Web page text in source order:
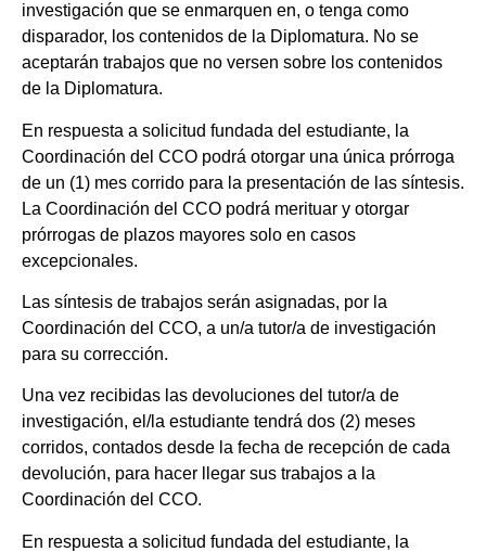
investigación que se enmarquen en, o tenga como
disparador, los contenidos de la Diplomatura. No se
aceptarán trabajos que no versen sobre los contenidos
de la Diplomatura.
En respuesta a solicitud fundada del estudiante, la
Coordinación del CCO podrá otorgar una única prórroga
de un (1) mes corrido para la presentación de las síntesis.
La Coordinación del CCO podrá merituar y otorgar
prórrogas de plazos mayores solo en casos
excepcionales.
Las síntesis de trabajos serán asignadas, por la
Coordinación del CCO, a un/a tutor/a de investigación
para su corrección.
Una vez recibidas las devoluciones del tutor/a de
investigación, el/la estudiante tendrá dos (2) meses
corridos, contados desde la fecha de recepción de cada
devolución, para hacer llegar sus trabajos a la
Coordinación del CCO.
En respuesta a solicitud fundada del estudiante, la